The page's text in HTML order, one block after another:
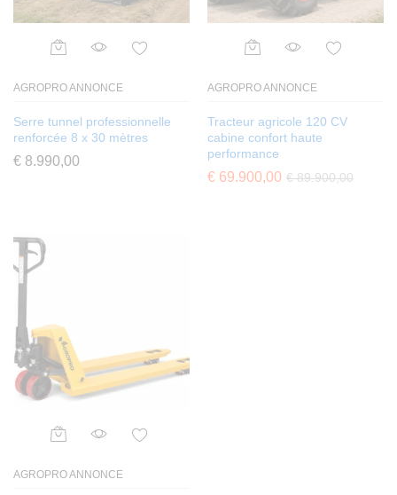
AGROPRO ANNONCE
Serre tunnel professionnelle
renforcée 8 x 30 mètres
€ 8.990,00
AGROPRO ANNONCE
Tracteur agricole 120 CV
cabine confort haute
performance
€ 69.900,00 €89.900,00
AGROPRO ANNONCE